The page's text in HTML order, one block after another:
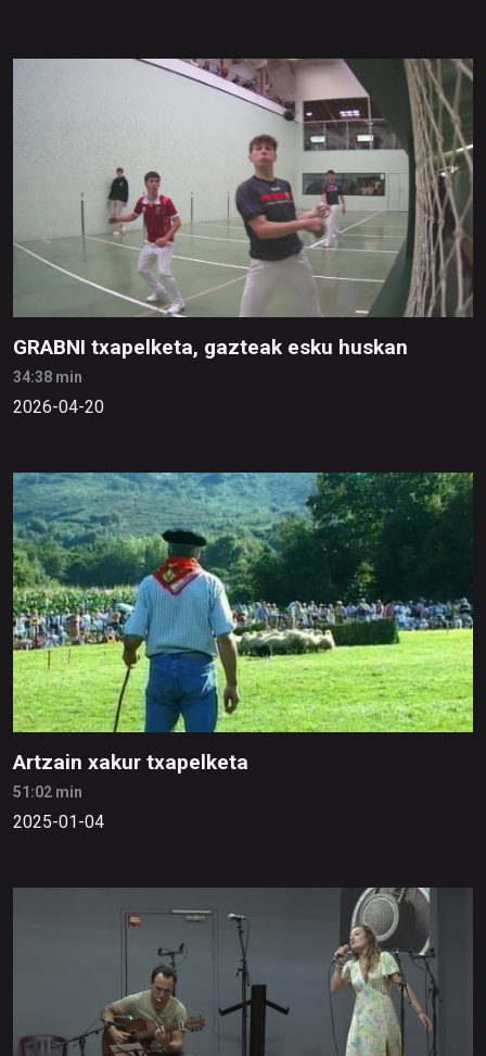
GRABNI txapelketa, gazteak esku huskan
34:38 min
2026-04-20
Artzain xakur txapelketa
51:02 min
2025-01-04